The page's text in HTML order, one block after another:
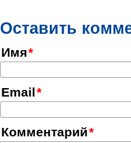
Оставить
Имя
Email
Комментарий